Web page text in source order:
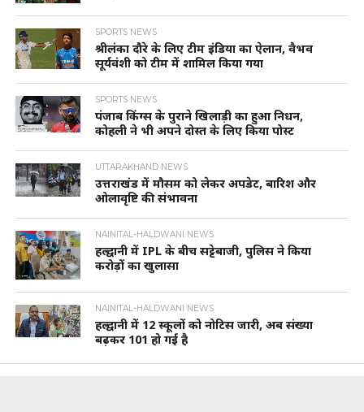
SPORTS NEWS
श्रीलंका दौरे के लिए टीम इंडिया का ऐलान, वैभव
सूर्यवंशी को टीम में शामिल किया गया
SPORTS NEWS
पंजाब किंग्स के पुराने खिलाड़ी का हुआ निधन,
कोहली ने भी अपने दोस्त के लिए किया पोस्ट
UTTARAKHAND NEWS
उत्तराखंड में मौसम को लेकर अपडेट, बारिश और
ओलावृष्टि की संभावना
NAINITAL-HALDWANI NEWS
हल्द्वानी में IPL के बीच सट्टेबाजी, पुलिस ने किया
करोड़ों का खुलासा
NAINITAL-HALDWANI NEWS
हल्द्वानी में 12 स्कूलों को नोटिस जारी, अब संख्या
बढ़कर 101 हो गई है